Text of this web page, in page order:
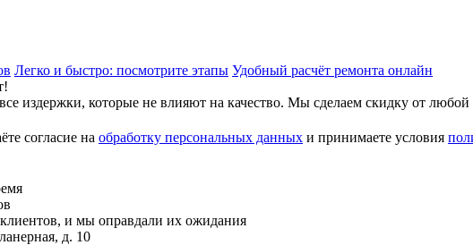
Легко и быстро: посмотрите этапы Удобный расчёт ремонта онлайн
издержки, которые не влияют на качество. Мы сделаем скидку от
согласие на обработку персональных данных и принимаете условия
и мы оправдали их ожидания
д. 10